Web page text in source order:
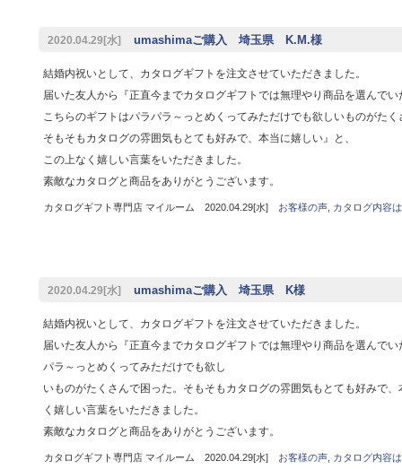
2020.04.29[水] umashimaご購入 埼玉県 K.M.様
結婚内祝いとして、カタログギフトを注文させていただきました。
届いた友人から『正直今までカタログギフトでは無理やり商品を選んでい
こちらのギフトはパラパラ～っとめくってみただけでも欲しいものがたく
そもそもカタログの雰囲気もとても好みで、本当に嬉しい』と、
この上なく嬉しい言葉をいただきました。
素敵なカタログと商品をありがとうございます。
カタログギフト専門店 マイルーム 2020.04.29[水] お客様の声, カタログ内容
2020.04.29[水] umashimaご購入 埼玉県 K様
結婚内祝いとして、カタログギフトを注文させていただきました。
届いた友人から『正直今までカタログギフトでは無理やり商品を選んで
パラ～っとめくってみただけでも欲し
いものがたくさんで困った。そもそもカタログの雰囲気もとても好みで
く嬉しい言葉をいただきました。
素敵なカタログと商品をありがとうございます。
カタログギフト専門店 マイルーム 2020.04.29[水] お客様の声, カタログ内容